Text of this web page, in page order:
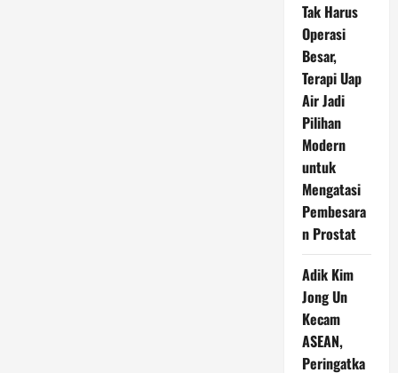
Tak Harus
Operasi
Besar,
Terapi Uap
Air Jadi
Pilihan
Modern
untuk
Mengatasi
Pembesara
n Prostat
Adik Kim
Jong Un
Kecam
ASEAN,
Peringatka